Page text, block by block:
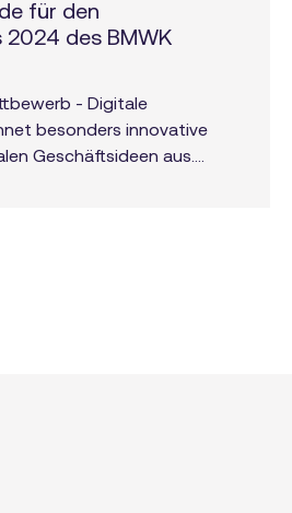
für den
2024 des BMWK
- Digitale
besonders innovative
Geschäftsideen aus.
knapp 500 jährlichen